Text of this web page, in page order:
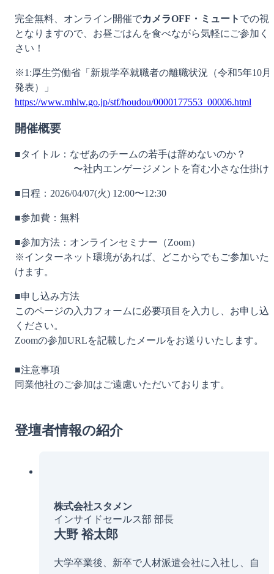
完全無料、オンライン開催でカメラOFF・ミュート での視
となりますので、お昼ごはんを食べながら気軽にご参加く
さい！
※1:厚生労働省「新規学卒就職者の離職状況（令和5年10月
発表）」
https://www.mhlw.go.jp/stf/houdou/0000177553_00006.html
開催概要
■タイトル：なぜあのチームの若手は辞めないのか？
〜社内エンゲージメントを育む小さな仕掛け
■日程：2026/04/07(火) 12:00〜12:30
■参加費：無料
■参加方法：オンラインセミナー（Zoom）
※インターネット環境があれば、どこからでもご参加いた
けます。
■申し込み方法
このページの入力フォームに必要項目を入力し、お申し込
ください。
Zoomの参加URLを記載したメールをお送りいたします。
■注意事項
同業他社のご参加はご遠慮いただいております。
登壇者情報の紹介
株式会社スタメン
インサイドセールス部 部長
大野 裕太郎
大学卒業後、新卒で人材派遣会社に入社し、自